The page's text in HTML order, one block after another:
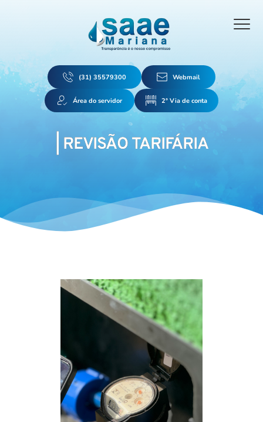
(31) 35579300 Webmail
Área do servidor 2ª Via de conta
| REVISÃO TARIFÁRIA